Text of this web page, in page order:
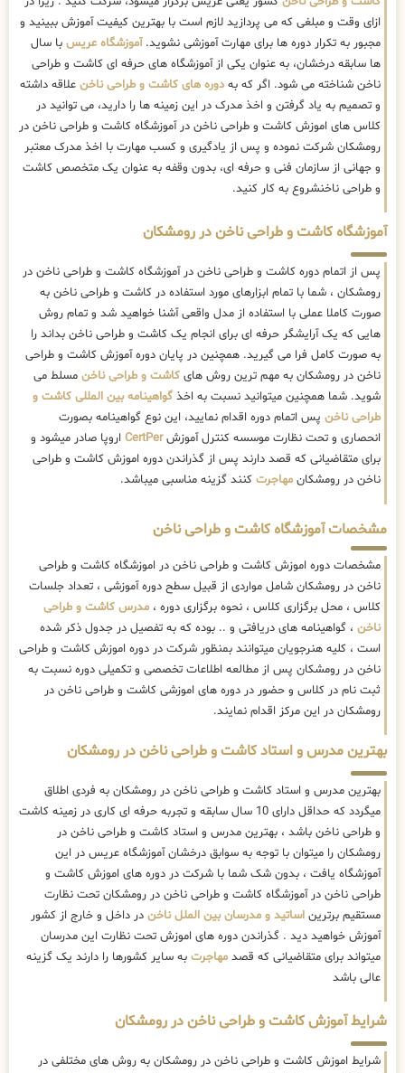
ازای وقت و مبلغی که می پردازید لازم است با بهترین کیفیت آموزش ببینید و
مجبور به تکرار دوره ها برای مهارت آموزشی نشوید.آموزشگاه عریس با سال
ها سابقه درخشان، به عنوان یکی از آموزشگاه های حرفه ای کاشت و طراحی
ناخن شناخته می شود. اگر که بهدوره های کاشت و طراحی ناخن علاقه داشته
و تصمیم به یاد گرفتن و اخذ مدرک در این زمینه ها را دارید، می توانید در
کلاس های اموزش کاشت و طراحی ناخن در آموزشگاه کاشت و طراحی ناخن در
رومشکان شرکت نموده و پس از یادگیری و کسب مهارت با اخذ مدرک معتبر
و جهانی از سازمان فنی و حرفه ای، بدون وقفه به عنوان یک متخصص کاشت
و طراحی ناخنشروع به کار کنید.
آموزشگاه کاشت و طراحی ناخن در رومشکان
پس از اتمام دوره کاشت و طراحی ناخن در آموزشگاه کاشت و طراحی ناخن در
رومشکان ، شما با تمام ابزارهای مورد استفاده در کاشت و طراحی ناخن به
صورت کاملا عملی با استفاده از مدل واقعی آشنا خواهید شد و تمام روش
هایی که یک آرایشگر حرفه ای برای انجام یک کاشت و طراحی ناخن بداند را
به صورت کامل فرا می گیرید. همچنین در پایان دوره آموزش کاشت و طراحی
ناخن در رومشکان به مهم ترین روش های کاشت و طراحی ناخن مسلط می
شوید. شما همچنین میتوانید نسبت به اخذ گواهینامه بین المللی کاشت و
طراحی ناخن پس اتمام دوره اقدام نمایید، این نوع گواهینامه بصورت
انحصاری و تحت نظارت موسسه کنترل آموزشCertPer اروپا صادر میشود و
برای متقاضیانی که قصد دارند پس از گذراندن دوره اموزش کاشت و طراحی
ناخن در رومشکان مهاجرت کنند گزینه مناسبی میباشد.
مشخصات آموزشگاه کاشت و طراحی ناخن
مشخصات دوره اموزش کاشت و طراحی ناخن در اموزشگاه کاشت و طراحی
ناخن در رومشکان شامل مواردی از قبیل سطح دوره آموزشی ، تعداد جلسات
کلاس ، محل برگزاری کلاس ، نحوه برگزاری دوره ، مدرس کاشت و طراحی
ناخن ، گواهینامه های دریافتی و .. بوده که به تفصیل در جدول ذکر شده
است ، کلیه هنرجویان میتوانند بمنظور شرکت در دوره اموزش کاشت و طراحی
ناخن در رومشکان پس از مطالعه اطلاعات تخصصی و تکمیلی دوره نسبت به
ثبت نام در کلاس و حضور در دوره های اموزشی کاشت و طراحی ناخن در
رومشکان در این مرکز اقدام نمایند.
بهترین مدرس و استاد کاشت و طراحی ناخن در رومشکان
بهترین مدرس و استاد کاشت و طراحی ناخن در رومشکان به فردی اطلاق
میگردد که حداقل دارای 10 سال سابقه و تجربه حرفه ای کاری در زمینه کاشت
و طراحی ناخن باشد ، بهترین مدرس و استاد کاشت و طراحی ناخن در
رومشکان را میتوان با توجه به سوابق درخشان آموزشگاه عریس در این
آموزشگاه یافت ، بدون شک شما با شرکت در دوره های اموزش کاشت و
طراحی ناخن در آموزشگاه کاشت و طراحی ناخن در رومشکان تحت نظارت
مستقیم برترین اساتید و مدرسان بین الملل ناخن در داخل و خارج از کشور
آموزش خواهید دید . گذراندن دوره های اموزش تحت نظارت این مدرسان
میتواند برای متقاضیانی که قصد مهاجرت به سایر کشورها را دارند یک گزینه
عالی باشد
شرایط آموزش کاشت و طراحی ناخن در رومشکان
شرایط اموزش کاشت و طراحی ناخن در رومشکان به روش های مختلفی در